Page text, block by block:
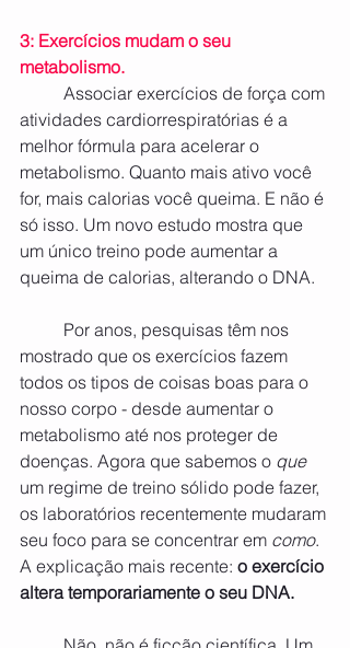
3: Exercícios mudam o seu
metabolismo.
atividades cardiorrespiratórias é a
melhor fórmula para acelerar o
metabolismo. Quanto mais ativo você
for, mais calorias você queima. E não é
só isso. Um novo estudo mostra que
um único treino pode aumentar a
queima de calorias, alterando o DNA.
mostrado que os exercícios fazem
todos os tipos de coisas boas para o
nosso corpo - desde aumentar o
metabolismo até nos proteger de
doenças. Agora que sabemos o que
um regime de treino sólido pode fazer,
os laboratórios recentemente mudaram
seu foco para se concentrar em como.
A explicação mais recente: o exercício
altera temporariamente o seu DNA.